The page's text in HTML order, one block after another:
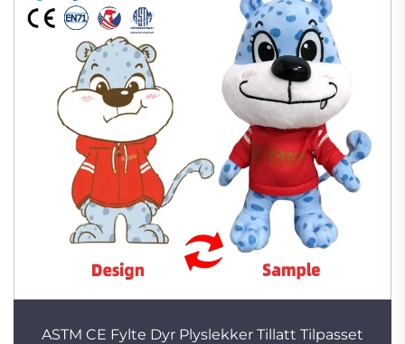
ASTM CE Fylte Dyr Plyslekker Tillatt Tilpasset